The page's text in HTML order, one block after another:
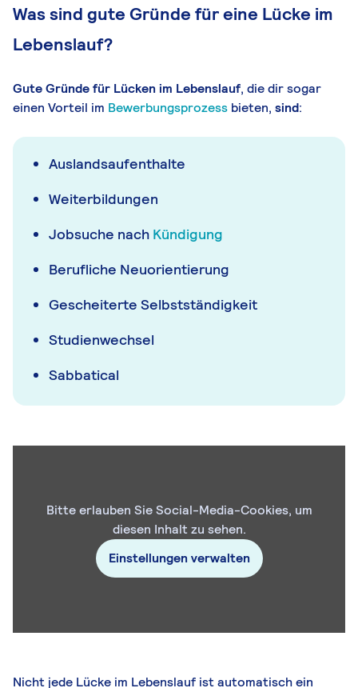
Was sind gute Gründe für eine Lücke im
Lebenslauf?
Gute Gründe für Lücken im Lebenslauf, die dir sogar
einen Vorteil im Bewerbungsprozess bieten, sind:
Auslandsaufenthalte
Weiterbildungen
Jobsuche nach Kündigung
Berufliche Neuorientierung
Gescheiterte Selbstständigkeit
Studienwechsel
Sabbatical
Bitte erlauben Sie Social-Media-Cookies, um
diesen Inhalt zu sehen.
Einstellungen verwalten
Nicht jede Lücke im Lebenslauf ist automatisch ein